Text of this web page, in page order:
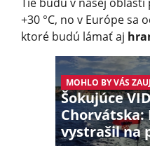
+30 °C, no v Európe sa
ktoré budú lámať aj
MOHLO BY VÁS
Šokujúce
Chorvátska:
vystrašil na